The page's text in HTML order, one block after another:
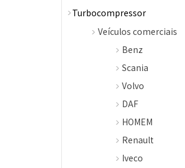
Turbocompressor
Veículos comerciais
Benz
Scania
Volvo
DAF
HOMEM
Renault
Iveco